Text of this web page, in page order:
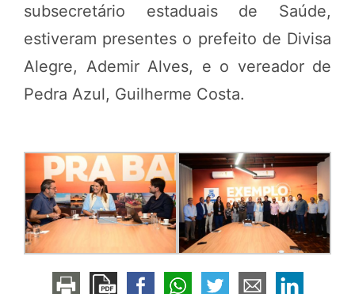
subsecretário estaduais de Saúde,
estiveram presentes o prefeito de Divisa
Alegre, Ademir Alves, e o vereador de
Pedra Azul, Guilherme Costa.